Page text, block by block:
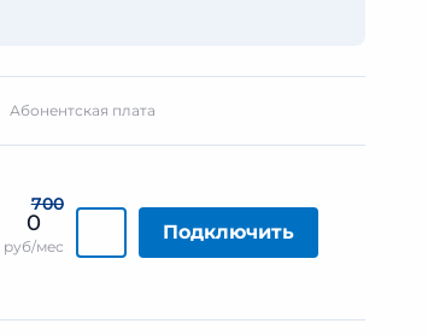
Абонентская плата
700
0
руб/мес
Подключить